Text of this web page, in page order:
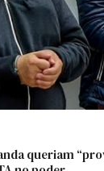
queriam